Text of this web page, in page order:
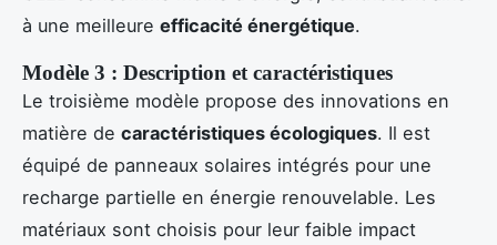
à une meilleure efficacité énergétique.
Modèle 3 : Description et caractéristiques
Le troisième modèle propose des innovations en
matière de caractéristiques écologiques. Il est
équipé de panneaux solaires intégrés pour une
recharge partielle en énergie renouvelable. Les
matériaux sont choisis pour leur faible impact